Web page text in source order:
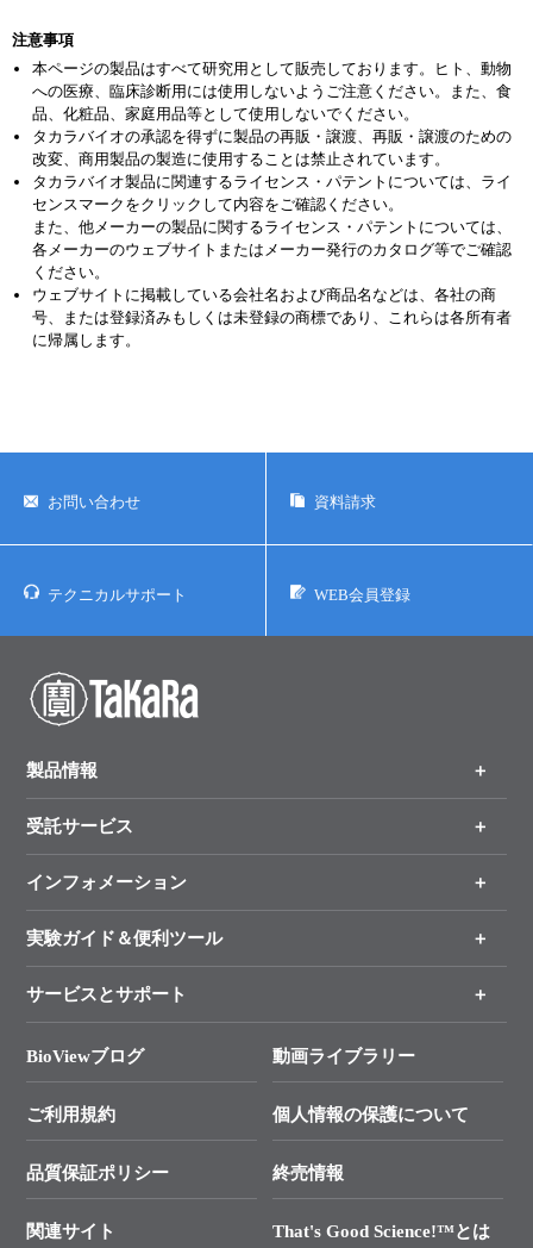
注意事項
本ページの製品はすべて研究用として販売しております。ヒト、動物
への医療、臨床診断用には使用しないようご注意ください。また、食
品、化粧品、家庭用品等として使用しないでください。
タカラバイオの承認を得ずに製品の再販・譲渡、再販・譲渡のための
改変、商用製品の製造に使用することは禁止されています。
タカラバイオ製品に関連するライセンス・パテントについては、ライ
センスマークをクリックして内容をご確認ください。
また、他メーカーの製品に関するライセンス・パテントについては、
各メーカーのウェブサイトまたはメーカー発行のカタログ等でご確認
ください。
ウェブサイトに掲載している会社名および商品名などは、各社の商
号、または登録済みもしくは未登録の商標であり、これらは各所有者
に帰属します。
お問い合わせ 資料請求
テクニカルサポート WEB会員登録
製品情報
製品一覧
手法から製品を探す
新製品情報
受託サービス
オンライン注文
インフォメーション
キャンペーン
タカラバイオ各種会員募集のお知らせ
終売製品のお知らせ
価格改定のご案内
技術セミナーのご案内
タカラバイオ発表文献
実験ガイド＆便利ツール
リアルタイムPCR実験のススメ
幹細胞・再生医療研究ガイド
クローニング実験ガイド
SMARTer NGSポータルサイト
プライマー設計
サービスとサポート
総合お問い合わせ
├ 実験コンシェルジュ
├ 受託サービスお問い合わせ
BioViewブログ 動画ライブラリー
ご利用規約 個人情報の保護について
品質保証ポリシー 終売情報
関連サイト That's Good Science!™とは